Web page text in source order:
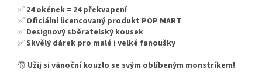
✅ 24 okének = 24 překvapení
✅ Oficiální licencovaný produkt POP MART
✅ Designový sběratelský kousek
✅Skvělý dárek pro malé i velké fanoušky
🎅 Užij si vánoční kouzlo se svým oblíbeným monstríkem!